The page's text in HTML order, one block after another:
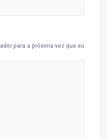
para a próxima vez que eu